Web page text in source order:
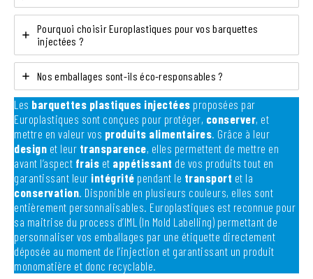
Pourquoi choisir Europlastiques pour vos barquettes
injectées ?
Nos emballages sont-ils éco-responsables ?
Les barquettes plastiques injectées proposées par
Europlastiques sont conçues pour protéger, conserver, et
mettre en valeur vos produits alimentaires. Grâce à leur
design et leur transparence, elles permettent de mettre en
avant l’aspect frais et appétissant de vos produits tout en
garantissant leur intégrité pendant le transport et la
conservation. Disponible en plusieurs couleurs, elles sont
entièrement personnalisables. Europlastiques est reconnue pour
sa maitrise du process d’IML (In Mold Labelling) permettant de
personnaliser vos emballages par une étiquette directement
déposée au moment de l’injection et garantissant un produit
monomatière et donc recyclable.